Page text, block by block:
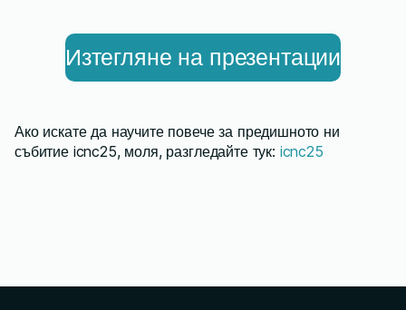
Изтегляне на презентации
Ако искате да научите повече за предишното ни
събитие icnc25, моля, разгледайте тук: icnc25